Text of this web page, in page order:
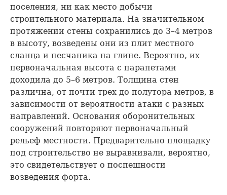
поселения, ни как место добычи
строительного материала. На значительном
протяжении стены сохранились до 3–4 метров
в высоту, возведены они из плит местного
сланца и песчаника на глине. Вероятно, их
первоначальная высота с парапетами
доходила до 5–6 метров. Толщина стен
различна, от почти трех до полутора метров, в
зависимости от вероятности атаки с разных
направлений. Основания оборонительных
сооружений повторяют первоначальный
рельеф местности. Предварительно площадку
под строительство не выравнивали, вероятно,
это свидетельствует о поспешности
возведения форта.